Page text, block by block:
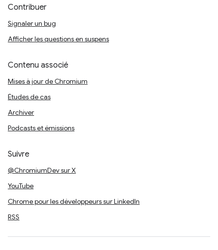
Contribuer
Signaler un bug
Afficher les questions en suspens
Contenu associé
Mises à jour de Chromium
Études de cas
Archiver
Podcasts et émissions
Suivre
@ChromiumDev sur X
YouTube
Chrome pour les développeurs sur LinkedIn
RSS